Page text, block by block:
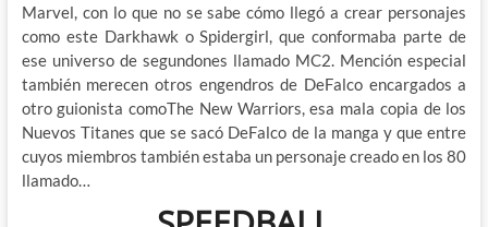
Marvel, con lo que no se sabe cómo llegó a crear personajes
como este Darkhawk o Spidergirl, que conformaba parte de
ese universo de segundones llamado MC2. Mención especial
también merecen otros engendros de DeFalco encargados a
otro guionista comoThe New Warriors, esa mala copia de los
Nuevos Titanes que se sacó DeFalco de la manga y que entre
cuyos miembros también estaba un personaje creado en los 80
llamado…